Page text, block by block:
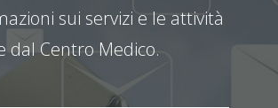
sui servizi e le attività
dal Centro Medico.